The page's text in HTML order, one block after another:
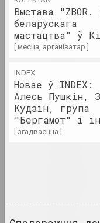
Выстава "ZBOR.
беларускага
мастацтва" ў
[ месца, арганізатар ]
INDEX
Новае ў INDEX:
Алесь Пушкін,
Кудзін, група
"Бергамот" і
[ згадваецца ]